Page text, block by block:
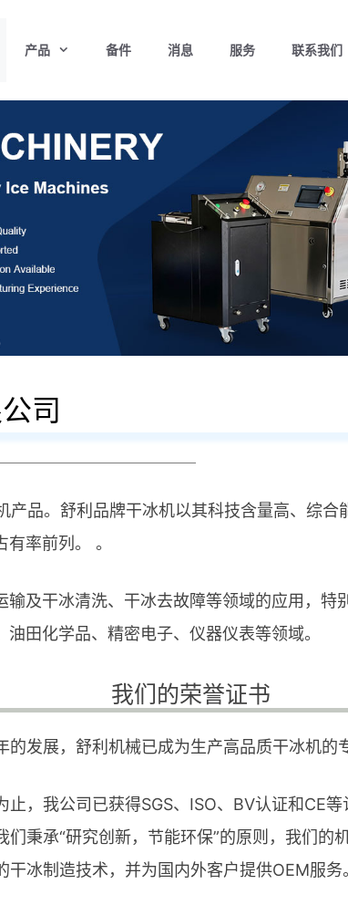
产品 备件 消息 服务 联系我们
司
品。舒利品牌干冰机以其科技含量高、综合
率前列。 。
及干冰清洗、干冰去故障等领域的应用，特
田化学品、精密电子、仪器仪表等领域。
我们的荣誉证书
的发展，舒利机械已成为生产高品质干冰机的
止，我公司已获得SGS、ISO、BV认证和CE等
们秉承“研究创新，节能环保”的原则，我们的
干冰制造技术，并为国内外客户提供OEM服务